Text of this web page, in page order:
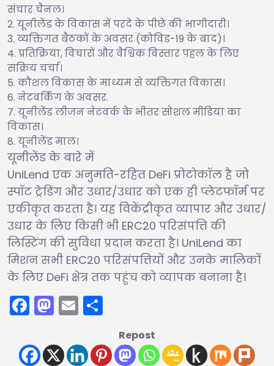
संचार चैनल।
यूनीलेंड के विकास में परदे के पीछे की भागीदारी।
व्यक्तिगत बैठकों के अवसर (कोविड-19 के बाद)।
प्रतिक्रिया, विचारों और वैश्विक विस्तार पहल के लिए
सक्रिय चर्चा।
कौशल विकास के माध्यम से व्यक्तिगत विकास।
नेटवर्किंग के अवसर.
यूनीलेंड लीजन नेटवर्क के भीतर सोशल मीडिया का
विकास।
यूनीलेंड माल।
यूनीलेंड के बारे में
UniLend एक अनुमति-रहित DeFi प्रोटोकॉल है जो
स्पॉट ट्रेडिंग और उधार/उधार को एक ही प्लेटफॉर्म पर
एकीकृत करता है। यह विकेंद्रीकृत व्यापार और उधार/
उधार के लिए किसी भी ERC20 परिसंपत्ति की
लिस्टिंग की सुविधा प्रदान करता है। UniLend का
मिशन सभी ERC20 परिसंपत्तियों और उनके मालिकों
के लिए DeFi क्षेत्र तक पहुंच को व्यापक बनाना है।
Facebook
Mastodon
Email
Repost